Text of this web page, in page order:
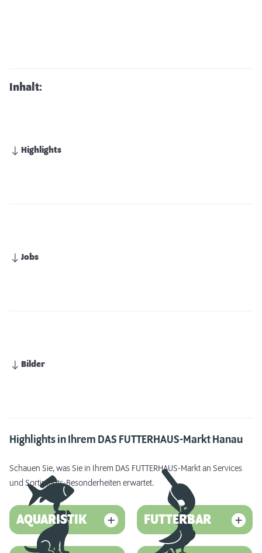
Inhalt:
Highlights
Jobs
Bilder
Highlights in Ihrem DAS FUTTERHAUS-Markt Hanau
Schauen Sie, was Sie in Ihrem DAS FUTTERHAUS-Markt an Services
und Sortiments-Besonderheiten erwartet.
AQUARISTIK FUTTERBAR